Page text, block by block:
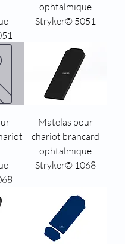
ophtalmique
Stryker© 5051
Matelas pour
chariot brancard
ophtalmique
Stryker© 1068